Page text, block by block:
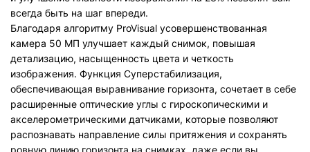
всегда быть на шаг впереди.
Благодаря алгоритму ProVisual усовершенствованная
камера 50 МП улучшает каждый снимок, повышая
детализацию, насыщенность цвета и четкость
изображения. Функция Суперстабилизация,
обеспечивающая выравнивание горизонта, сочетает в себе
расширенные оптические углы с гироскопическими и
акселерометрическими датчиками, которые позволяют
распознавать направление силы притяжения и сохранять
ровную линию горизонта на снимках, даже если вы